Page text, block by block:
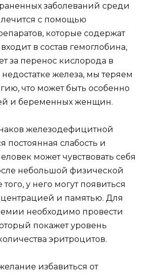
заболеваний среди
с помощью
которые содержат
в состав гемоглобина,
за перенос кислорода в
железа, мы теряем
что может быть особенно
и беременных женщин.
железодефицитной
постоянная слабость и
может чувствовать себя
небольшой физической
у него могут появиться
и памятью. Для
необходимо провести
покажет уровень
эритроцитов.
избавиться от